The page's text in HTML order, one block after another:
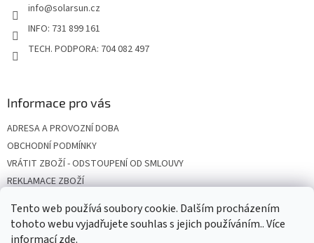
Tento web používá soubory cookie. Dalším procházením
tohoto webu vyjadřujete souhlas s jejich používáním.. Více
informacízde.
info@solarsun.cz
INFO: 731 899 161
TECH. PODPORA: 704 082 497
Informace pro vás
ADRESA A PROVOZNÍ DOBA
OBCHODNÍ PODMÍNKY
VRÁTIT ZBOŽÍ - ODSTOUPENÍ OD SMLOUVY
REKLAMACE ZBOŽÍ
PODMÍNKY OCHRANY OSOBNÍCH ÚDAJŮ